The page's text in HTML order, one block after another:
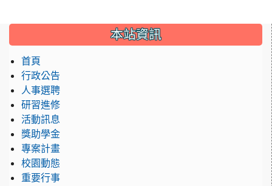
::: 本站資訊
首頁
行政公告
人事選聘
研習進修
活動訊息
獎助學金
專案計畫
校園動態
重要行事